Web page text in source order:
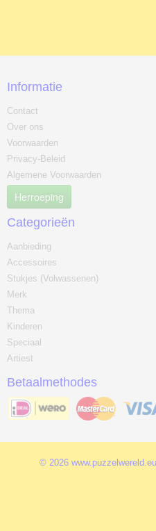
Informatie
Contact
Over ons
Voorwaarden
Privacy-Beleid
Algemene Voorwaarden
Herroeping
Categorieën
Aanbieding
Accessoires
Stukjes (Volwassenen)
Merk
Thema
Kinderen
Speciaal
Artiest
Betaalmethodes
© 2026